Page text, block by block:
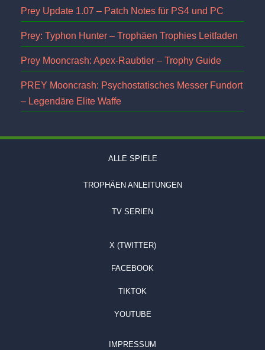
Prey Update 1.07 – Patch Notes für PS4 und PC
Prey: Typhon Hunter – Trophäen Trophies Leitfaden
Prey Mooncrash: Apex-Raubtier – Trophy Guide
PREY Mooncrash: Psychostatisches Messer Fundort
– Legendäre Elite Waffe
ALLE SPIELE
TROPHÄEN ANLEITUNGEN
TV SERIEN
X (TWITTER)
FACEBOOK
TIKTOK
YOUTUBE
IMPRESSUM